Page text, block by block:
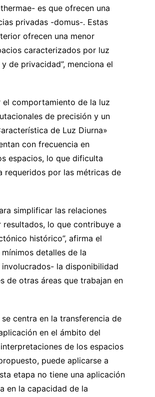
es que ofrecen una
privadas -domus-. Estas
ofrecen una menor
caracterizados por luz
de privacidad”, menciona el
comportamiento de la luz
de precisión y un
de Luz Diurna»
con frecuencia en
espacios, lo que dificulta
requeridos por las métricas de
simplificar las relaciones
lo que contribuye a
histórico”, afirma el
detalles de la
la disponibilidad
de otras áreas que trabajan en
centra en la transferencia de
en el ámbito del
de los espacios
puede aplicarse a
etapa no tiene una aplicación
en la capacidad de la